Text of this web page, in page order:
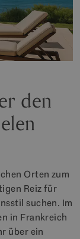
den
Orten zum
Reiz für
suchen. Im
in Frankreich
über ein